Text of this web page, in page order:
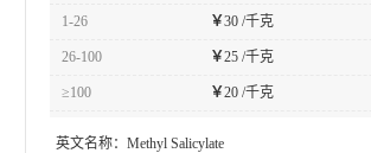
1-26 ￥30 /千克
26-100 ￥25 /千克
≥100 ￥20 /千克
英文名称： Methyl Salicylate